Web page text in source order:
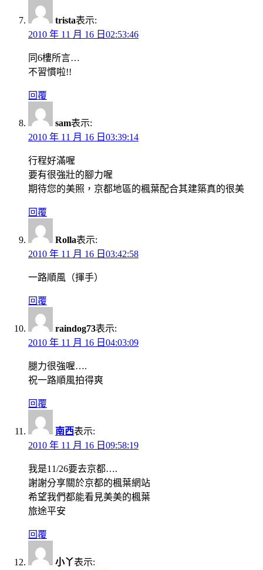
trista表示:
2010 年 11 月 16 日02:53:46
同6樓所言…
不習慣啦!!
回覆
sam表示:
2010 年 11 月 16 日03:39:14
行程好滿喔
要有很強壯的腳力喔
期待您的美照，京都地區的楓葉配合其建築真的很美
回覆
Rolla表示:
2010 年 11 月 16 日03:42:58
一路順風（揮手）
回覆
raindog73表示:
2010 年 11 月 16 日04:03:09
腿力很強喔….
祝一路順風拍得爽
回覆
南西表示:
2010 年 11 月 16 日09:58:19
我是11/26要去京都….
謝謝分享關於京都的楓葉網站
希望我們都能看見美美的楓葉
旅途平安
回覆
小丫表示: